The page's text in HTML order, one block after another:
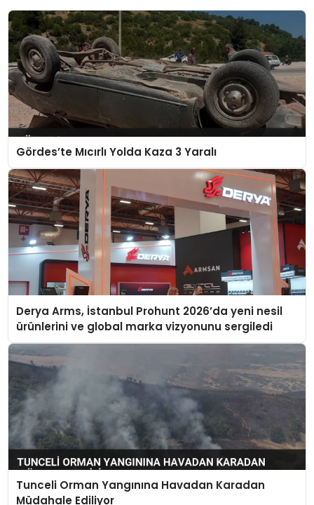
Gördes’te Mıcırlı Yolda Kaza 3 Yaralı
Derya Arms, İstanbul Prohunt 2026’da yeni nesil
ürünlerini ve global marka vizyonunu sergiledi
Tunceli Orman Yangınına Havadan Karadan
Müdahale Ediliyor